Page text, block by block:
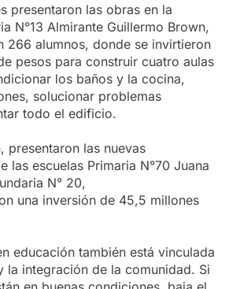
presentaron las obras en la
N°13 Almirante Guillermo Brown,
266 alumnos, donde se invirtieron
pesos para construir cuatro aulas
los baños y la cocina,
solucionar problemas
todo el edificio.
presentaron las nuevas
las escuelas Primaria N°70 Juana
N° 20,
una inversión de 45,5 millones
educación también está vinculada
la integración de la comunidad. Si